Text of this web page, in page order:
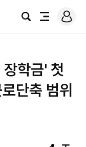
검
전
로
그
학금' 첫
단축 범위